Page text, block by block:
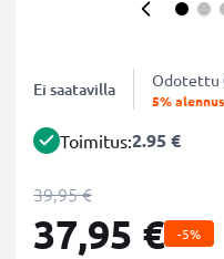
Ei saatavilla Odotettu
5% alennus
Toimitus:2.95 €
39,95 €
37,95 € -5%